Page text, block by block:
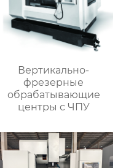
Вертикально-
фрезерные
обрабатывающие
центры с ЧПУ